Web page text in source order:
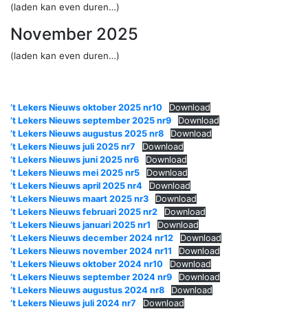
(laden kan even duren…)
November 2025
(laden kan even duren…)
’t Lekers Nieuws oktober 2025 nr10
Download
’t Lekers Nieuws september 2025 nr9
Download
’t Lekers Nieuws augustus 2025 nr8
Download
’t Lekers Nieuws juli 2025 nr7
Download
’t Lekers Nieuws juni 2025 nr6
Download
’t Lekers Nieuws mei 2025 nr5
Download
’t Lekers Nieuws april 2025 nr4
Download
’t Lekers Nieuws maart 2025 nr3
Download
’t Lekers Nieuws februari 2025 nr2
Download
’t Lekers Nieuws januari 2025 nr1
Download
’t Lekers Nieuws december 2024 nr12
Download
’t Lekers Nieuws november 2024 nr11
Download
’t Lekers Nieuws oktober 2024 nr10
Download
’t Lekers Nieuws september 2024 nr9
Download
’t Lekers Nieuws augustus 2024 nr8
Download
’t Lekers Nieuws juli 2024 nr7
Download